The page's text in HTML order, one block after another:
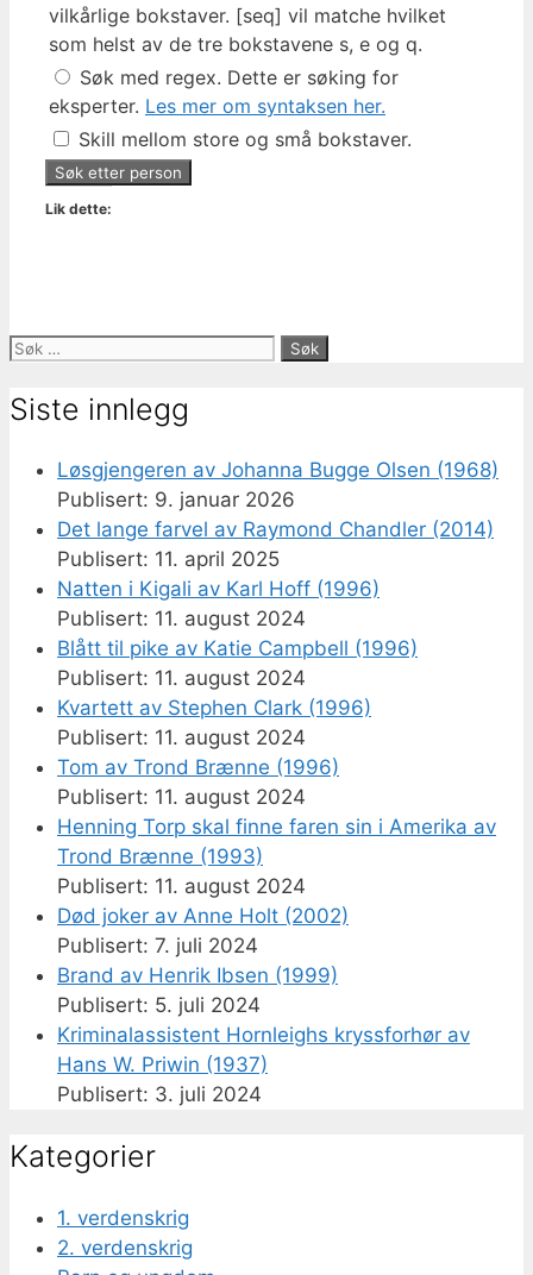
vilkårlige bokstaver. [seq] vil matche hvilket
som helst av de tre bokstavene s, e og q.
Søk med regex. Dette er søking for
eksperter. Les mer om syntaksen her.
Skill mellom store og små bokstaver.
Lik dette:
Søk
Siste innlegg
Løsgjengeren av Johanna Bugge Olsen (1968)
9. januar 2026
Det lange farvel av Raymond Chandler (2014)
11. april 2025
Natten i Kigali av Karl Hoff (1996)
11. august 2024
Blått til pike av Katie Campbell (1996)
11. august 2024
Kvartett av Stephen Clark (1996)
11. august 2024
Tom av Trond Brænne (1996)
11. august 2024
Henning Torp skal finne faren sin i Amerika av
Trond Brænne (1993)
11. august 2024
Død joker av Anne Holt (2002)
7. juli 2024
Brand av Henrik Ibsen (1999)
5. juli 2024
Kriminalassistent Hornleighs kryssforhør av
Hans W. Priwin (1937)
3. juli 2024
Kategorier
1. verdenskrig
2. verdenskrig